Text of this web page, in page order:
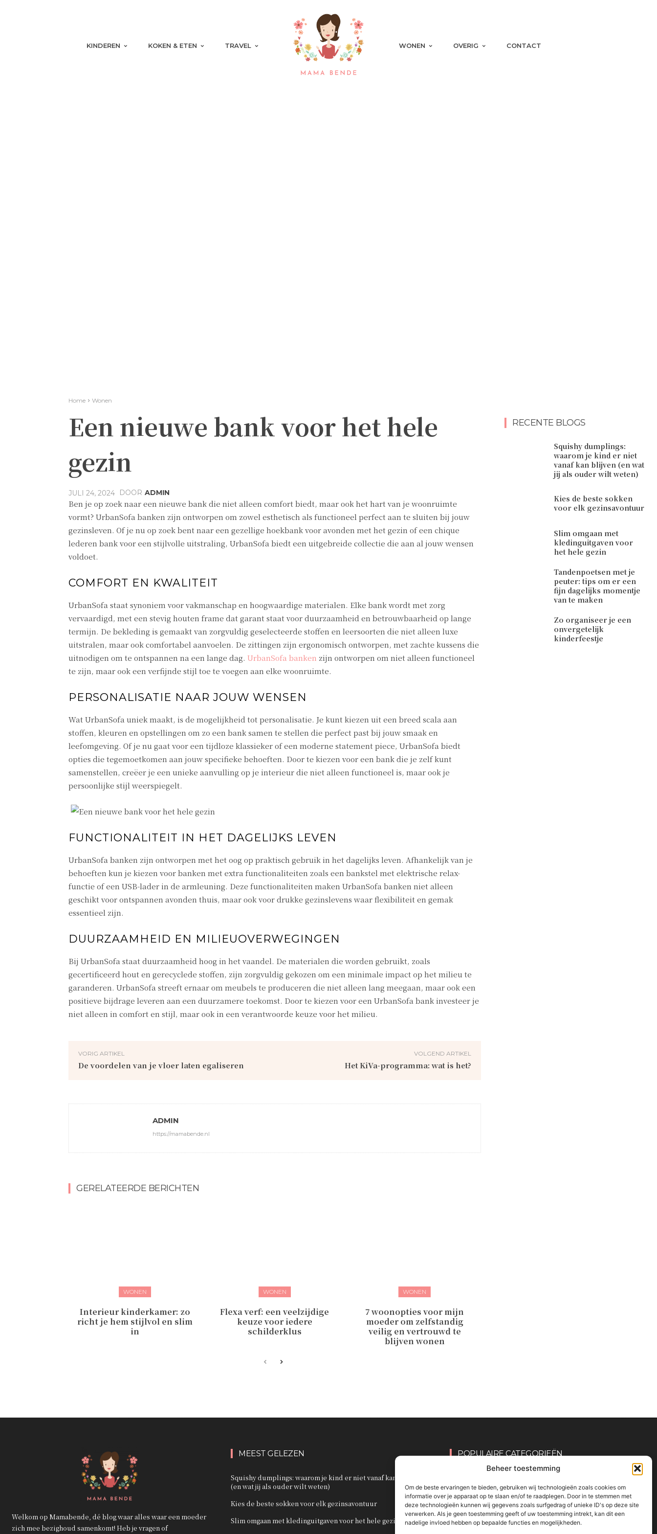
Beheer toestemming
Om de beste ervaringen te bieden, gebruiken wij technologieën zoals cookies om
informatie over je apparaat op te slaan en/of te raadplegen. Door in te stemmen met
deze technologieën kunnen wij gegevens zoals surfgedrag of unieke ID's op deze site
verwerken. Als je geen toestemming geeft of uw toestemming intrekt, kan dit een
nadelige invloed hebben op bepaalde functies en mogelijkheden.
KINDEREN KOKEN & ETEN TRAVEL WONEN OVERIG CONTACT
Home Wonen
Een nieuwe bank voor het hele
gezin
JULI 24, 2024 DOOR ADMIN
Ben je op zoek naar een nieuwe bank die niet alleen comfort biedt, maar ook het hart van je woonruimte
vormt? UrbanSofa banken zijn ontworpen om zowel esthetisch als functioneel perfect aan te sluiten bij jouw
gezinsleven. Of je nu op zoek bent naar een gezellige hoekbank voor avonden met het gezin of een chique
lederen bank voor een stijlvolle uitstraling, UrbanSofa biedt een uitgebreide collectie die aan al jouw wensen
voldoet.
COMFORT EN KWALITEIT
UrbanSofa staat synoniem voor vakmanschap en hoogwaardige materialen. Elke bank wordt met zorg
vervaardigd, met een stevig houten frame dat garant staat voor duurzaamheid en betrouwbaarheid op lange
termijn. De bekleding is gemaakt van zorgvuldig geselecteerde stoffen en leersoorten die niet alleen luxe
uitstralen, maar ook comfortabel aanvoelen. De zittingen zijn ergonomisch ontworpen, met zachte kussens die
uitnodigen om te ontspannen na een lange dag. UrbanSofa banken zijn ontworpen om niet alleen functioneel
te zijn, maar ook een verfijnde stijl toe te voegen aan elke woonruimte.
PERSONALISATIE NAAR JOUW WENSEN
Wat UrbanSofa uniek maakt, is de mogelijkheid tot personalisatie. Je kunt kiezen uit een breed scala aan
stoffen, kleuren en opstellingen om zo een bank samen te stellen die perfect past bij jouw smaak en
leefomgeving. Of je nu gaat voor een tijdloze klassieker of een moderne statement piece, UrbanSofa biedt
opties die tegemoetkomen aan jouw specifieke behoeften. Door te kiezen voor een bank die je zelf kunt
samenstellen, creëer je een unieke aanvulling op je interieur die niet alleen functioneel is, maar ook je
persoonlijke stijl weerspiegelt.
FUNCTIONALITEIT IN HET DAGELIJKS LEVEN
UrbanSofa banken zijn ontworpen met het oog op praktisch gebruik in het dagelijks leven. Afhankelijk van je
behoeften kun je kiezen voor banken met extra functionaliteiten zoals een bankstel met elektrische relax-
functie of een USB-lader in de armleuning. Deze functionaliteiten maken UrbanSofa banken niet alleen
geschikt voor ontspannen avonden thuis, maar ook voor drukke gezinslevens waar flexibiliteit en gemak
essentieel zijn.
DUURZAAMHEID EN MILIEUOVERWEGINGEN
Bij UrbanSofa staat duurzaamheid hoog in het vaandel. De materialen die worden gebruikt, zoals
gecertificeerd hout en gerecyclede stoffen, zijn zorgvuldig gekozen om een minimale impact op het milieu te
garanderen. UrbanSofa streeft ernaar om meubels te produceren die niet alleen lang meegaan, maar ook een
positieve bijdrage leveren aan een duurzamere toekomst. Door te kiezen voor een UrbanSofa bank investeer je
niet alleen in comfort en stijl, maar ook in een verantwoorde keuze voor het milieu.
VORIG ARTIKEL
De voordelen van je vloer laten egaliseren
VOLGEND ARTIKEL
Het KiVa-programma: wat is het?
ADMIN
https://mamabende.nl
GERELATEERDE BERICHTEN
WONEN
Interieur kinderkamer: zo
richt je hem stijlvol en slim
in
WONEN
Flexa verf: een veelzijdige
keuze voor iedere
schilderklus
WONEN
7 woonopties voor mijn
moeder om zelfstandig
veilig en vertrouwd te
blijven wonen
RECENTE BLOGS
Squishy dumplings:
waarom je kind er niet
vanaf kan blijven (en wat
jij als ouder wilt weten)
Kies de beste sokken
voor elk gezinsavontuur
Slim omgaan met
kledinguitgaven voor
het hele gezin
Tandenpoetsen met je
peuter: tips om er een
fijn dagelijks momentje
van te maken
Zo organiseer je een
onvergetelijk
kinderfeestje
Welkom op Mamabende, dé blog waar alles waar een moeder
zich mee bezighoud samenkomt! Heb je vragen of
MEEST GELEZEN
Squishy dumplings: waarom je kind er niet vanaf kan blijven
(en wat jij als ouder wilt weten)
Kies de beste sokken voor elk gezinsavontuur
Slim omgaan met kledinguitgaven voor het hele gezin
POPULAIRE CATEGORIEËN
161
KNUTSELEN MET KINDEREN
TRAKTATIES
80
WONEN